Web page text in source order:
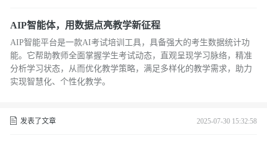
AIP智能体，用数据点亮教学新征程
AIP智能平台是一款AI考试培训工具，具备强大的考生数据统计功
能。它帮助教师全面掌握学生考试动态，直观呈现学习脉络，精准
分析学习状态，从而优化教学策略，满足多样化的教学需求，助力
实现智慧化、个性化教学。
发表了文章 2025-07-30 15:32:58